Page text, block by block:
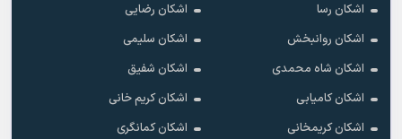
اشکان رسا
اشکان رضایی
اشکان روانبخش
اشکان سلیمی
اشکان شاه محمدی
اشکان شفیق
اشکان کامیابی
اشکان کریم خانی
اشکان کریمخانی
اشکان کمانگری